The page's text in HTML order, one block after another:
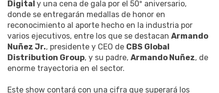
Digital y una cena de gala por el 50º aniversario,
donde se entregarán medallas de honor en
reconocimiento al aporte hecho en la industria por
varios ejecutivos, entre los que se destacan Armando
Nuñez Jr., presidente y CEO de CBS Global
Distribution Group, y su padre, Armando Nuñez, de
enorme trayectoria en el sector.
Este show contará con una cifra que superará los